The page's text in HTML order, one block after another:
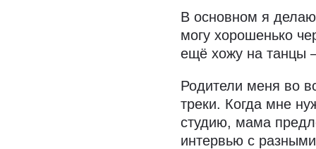
В основном я
могу хорошенько
ещё хожу на
Родители меня во
треки. Когда мне
студию, мама
интервью с